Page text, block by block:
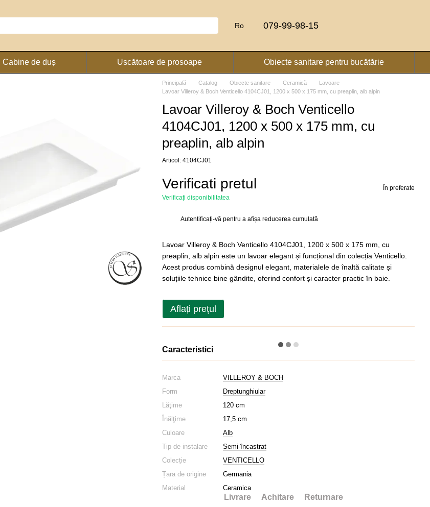
Ro 079-99-98-15
Cabine de duș Uscătoare de prosoape Obiecte sanitare pentru bucătărie
Principală Catalog Obiecte sanitare Ceramică
Lavoare
Lavoar Villeroy & Boch Venticello 4104CJ01, 1200 x 500 x 175 mm, cu preaplin, alb alpin
Lavoar Villeroy & Boch Venticello
4104CJ01, 1200 x 500 x 175 mm, cu
preaplin, alb alpin
Articol: 4104CJ01
Verificati pretul
Verificați disponibilitatea
În preferate
Autentificați-văpentru a afișa reducerea cumulată
Lavoar Villeroy & Boch Venticello 4104CJ01, 1200 x 500 x 175 mm, cu
preaplin, alb alpin este un lavoar elegant și funcțional din colecția Venticello.
Acest produs combină designul elegant, materialele de înaltă calitate și
soluțiile tehnice bine gândite, oferind confort și caracter practic în baie.
Aflați prețul
Caracteristici
Marca
VILLEROY & BOCH
Form
Dreptunghiular
Lăţime
120 cm
Înălţime
17,5 cm
Culoare
Alb
Tip de instalare
Semi-încastrat
Colecție
VENTICELLO
Țara de origine
Germania
Material
Ceramica
Livrare Achitare Returnare